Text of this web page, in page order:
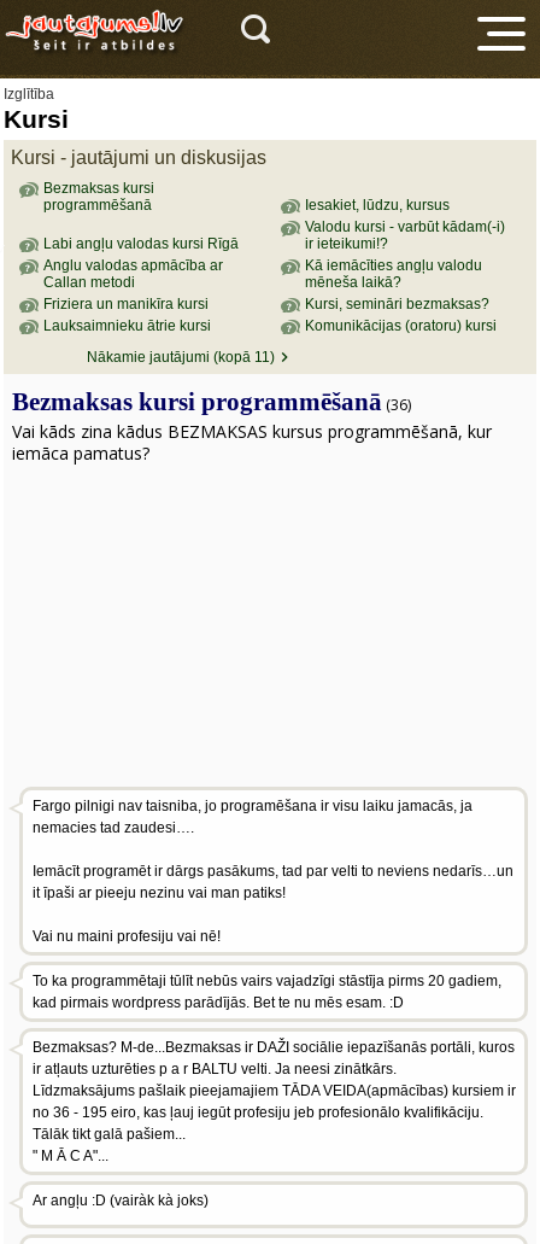
Izglītība
Kursi
Kursi - jautājumi un diskusijas
Bezmaksas kursi
programmēšanā
Iesakiet, lūdzu, kursus
Labi angļu valodas kursi Rīgā
Valodu kursi - varbūt kādam(-i)
ir ieteikumi!?
Anglu valodas apmācība ar
Callan metodi
Kā iemācīties angļu valodu
mēneša laikā?
Friziera un manikīra kursi
Kursi, semināri bezmaksas?
Lauksaimnieku ātrie kursi
Komunikācijas (oratoru) kursi
Nākamie jautājumi (kopā 11)
Bezmaksas kursi programmēšanā (36)
Vai kāds zina kādus BEZMAKSAS kursus programmēšanā, kur
iemāca pamatus?
Fargo pilnigi nav taisniba, jo programēšana ir visu laiku jamacās, ja
nemacies tad zaudesi….
Iemācīt programēt ir dārgs pasākums, tad par velti to neviens nedarīs…un
it īpaši ar pieeju nezinu vai man patiks!
Vai nu maini profesiju vai nē!
To ka programmētaji tūlīt nebūs vairs vajadzīgi stāstīja pirms 20 gadiem,
kad pirmais wordpress parādījās. Bet te nu mēs esam. :D
Bezmaksas? M-de...Bezmaksas ir DAŽI sociālie iepazīšanās portāli, kuros
ir atļauts uzturēties p a r BALTU velti. Ja neesi zinātkārs.
Līdzmaksājums pašlaik pieejamajiem TĀDA VEIDA(apmācības) kursiem ir
no 36 - 195 eiro, kas ļauj iegūt profesiju jeb profesionālo kvalifikāciju.
Tālāk tikt galā pašiem...
" M Ā C A"...
Ar angļu :D (vairàk kà joks)